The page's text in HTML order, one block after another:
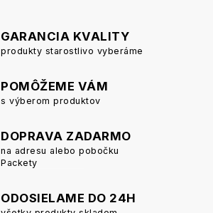
GARANCIA KVALITY
produkty starostlivo vyberáme
POMÔŽEME VÁM
s výberom produktov
DOPRAVA ZADARMO
na adresu alebo pobočku
Packety
ODOSIELAME DO 24H